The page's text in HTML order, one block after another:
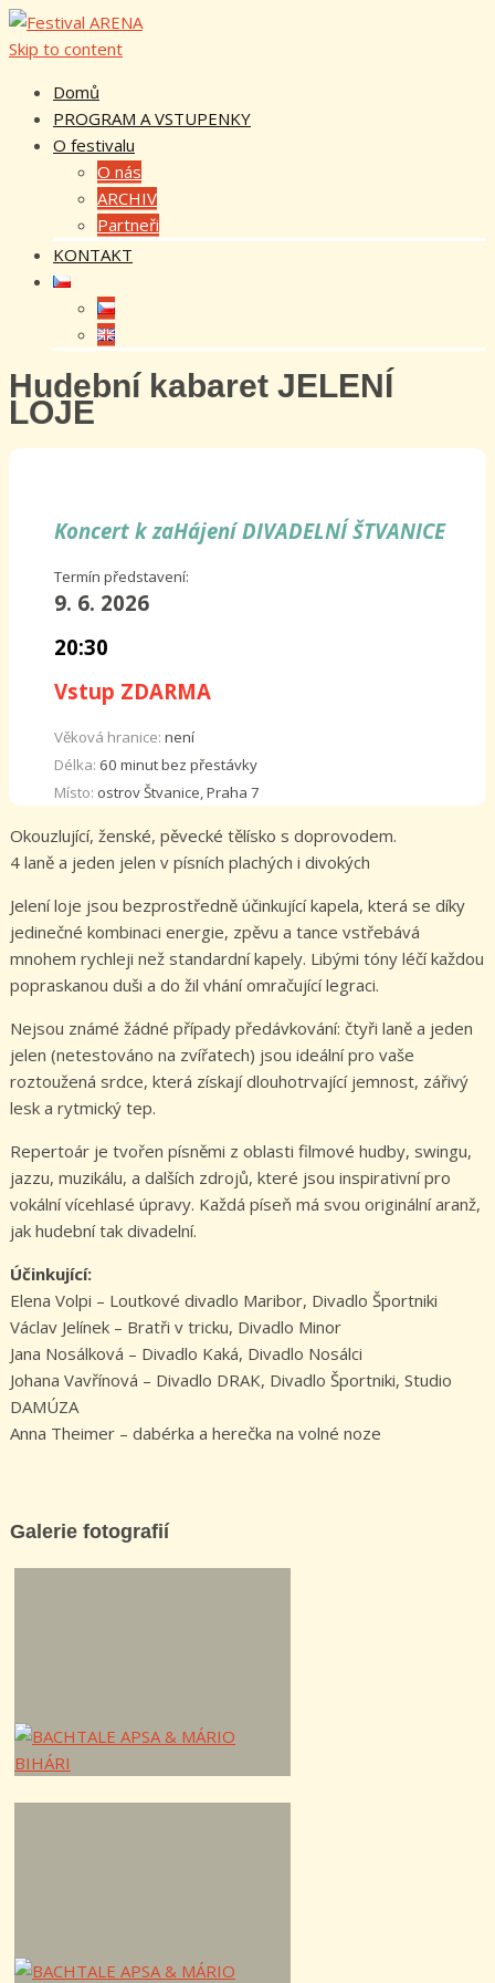
Skip to content
Domů
PROGRAM A VSTUPENKY
O festivalu
O nás
ARCHIV
Partneři
KONTAKT
Hudební kabaret JELENÍ
LOJE
Koncert k zaHájení DIVADELNÍ ŠTVANICE
Termín představení:
9. 6. 2026
20:30
Vstup ZDARMA
Věková hranice: není
Délka: 60 minut bez přestávky
Místo: ostrov Štvanice, Praha 7
Okouzlující, ženské, pěvecké tělísko s doprovodem.
4 laně a jeden jelen v písních plachých i divokých
Jelení loje jsou bezprostředně účinkující kapela, která se díky
jedinečné kombinaci energie, zpěvu a tance vstřebává
mnohem rychleji než standardní kapely. Libými tóny léčí každou
popraskanou duši a do žil vhání omračující legraci.
Nejsou známé žádné případy předávkování: čtyři laně a jeden
jelen (netestováno na zvířatech) jsou ideální pro vaše
roztoužená srdce, která získají dlouhotrvající jemnost, zářivý
lesk a rytmický tep.
Repertoár je tvořen písněmi z oblasti filmové hudby, swingu,
jazzu, muzikálu, a dalších zdrojů, které jsou inspirativní pro
vokální vícehlasé úpravy. Každá píseň má svou originální aranž,
jak hudební tak divadelní.
Účinkující:
Elena Volpi – Loutkové divadlo Maribor, Divadlo Športniki
Václav Jelínek – Bratři v tricku, Divadlo Minor
Jana Nosálková – Divadlo Kaká, Divadlo Nosálci
Johana Vavřínová – Divadlo DRAK, Divadlo Športniki, Studio
DAMÚZA
Anna Theimer – dabérka a herečka na volné noze
Galerie fotografií